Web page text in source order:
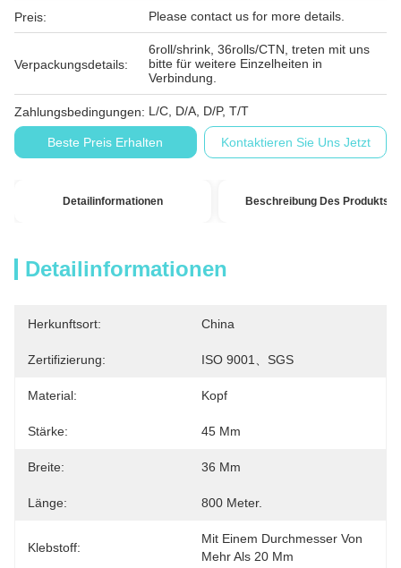
Preis: Please contact us for more details.
Verpackungsdetails:
6roll/shrink, 36rolls/CTN, treten mit uns
bitte für weitere Einzelheiten in
Verbindung.
Zahlungsbedingungen: L/C, D/A, D/P, T/T
Beste Preis Erhalten Kontaktieren Sie Uns Jetzt
Detailinformationen Beschreibung Des Produkts
Detailinformationen
Herkunftsort: China
Zertifizierung: ISO 9001、SGS
Material: Kopf
Stärke: 45 Μm
Breite: 36 Mm
Länge: 800 Meter.
Klebstoff:
Mit Einem Durchmesser Von
Mehr Als 20 Mm